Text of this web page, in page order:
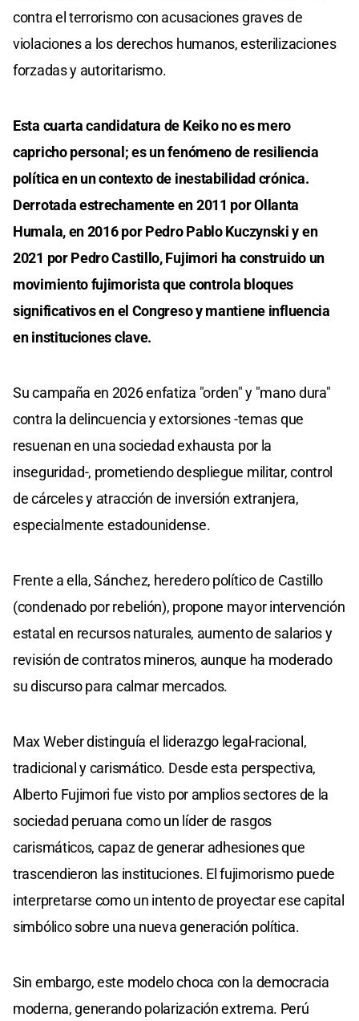
contra el terrorismo con acusaciones graves de
violaciones a los derechos humanos, esterilizaciones
forzadas y autoritarismo.
Esta cuarta candidatura de Keiko no es mero
capricho personal; es un fenómeno de resiliencia
política en un contexto de inestabilidad crónica.
Derrotada estrechamente en 2011 por Ollanta
Humala, en 2016 por Pedro Pablo Kuczynski y en
2021 por Pedro Castillo, Fujimori ha construido un
movimiento fujimorista que controla bloques
significativos en el Congreso y mantiene influencia
en instituciones clave.
Su campaña en 2026 enfatiza "orden" y "mano dura"
contra la delincuencia y extorsiones -temas que
resuenan en una sociedad exhausta por la
inseguridad-, prometiendo despliegue militar, control
de cárceles y atracción de inversión extranjera,
especialmente estadounidense.
Frente a ella, Sánchez, heredero político de Castillo
(condenado por rebelión), propone mayor intervención
estatal en recursos naturales, aumento de salarios y
revisión de contratos mineros, aunque ha moderado
su discurso para calmar mercados.
Max Weber distinguía el liderazgo legal-racional,
tradicional y carismático. Desde esta perspectiva,
Alberto Fujimori fue visto por amplios sectores de la
sociedad peruana como un líder de rasgos
carismáticos, capaz de generar adhesiones que
trascendieron las instituciones. El fujimorismo puede
interpretarse como un intento de proyectar ese capital
simbólico sobre una nueva generación política.
Sin embargo, este modelo choca con la democracia
moderna, generando polarización extrema. Perú